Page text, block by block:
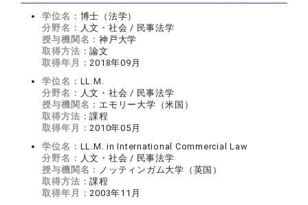
学位名： 博士（法学）
分野名： 人文・社会 / 民事法学
授与機関名：神戸大学
取得方法：論文
取得年月：2018年09月
学位名： LL.M.
分野名： 人文・社会 / 民事法学
授与機関名： エモリー大学（米国）
取得方法：課程
取得年月：2010年05月
学位名： LL.M. in International Commercial Law
分野名： 人文・社会 / 民事法学
授与機関名： ノッティンガム大学（英国）
取得方法：課程
取得年月：2003年11月